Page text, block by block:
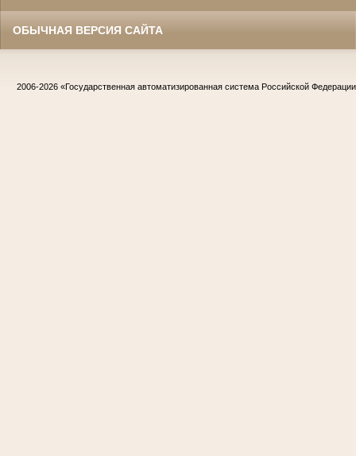
ОБЫЧНАЯ ВЕРСИЯ САЙТА
2006-2026 «Государственная автоматизированная система Российской